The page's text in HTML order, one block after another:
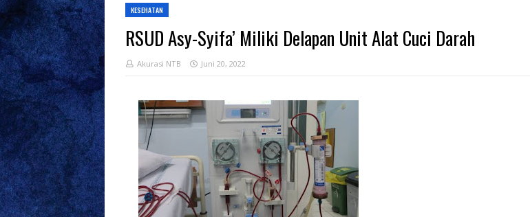
KESEHATAN
RSUD Asy-Syifa’ Miliki Delapan Unit Alat Cuci Darah
Akurasi NTB Juni 20, 2022